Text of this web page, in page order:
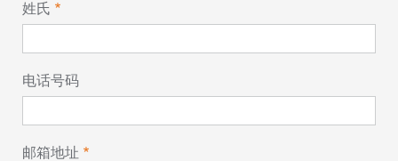
姓氏
电话号码
邮箱地址